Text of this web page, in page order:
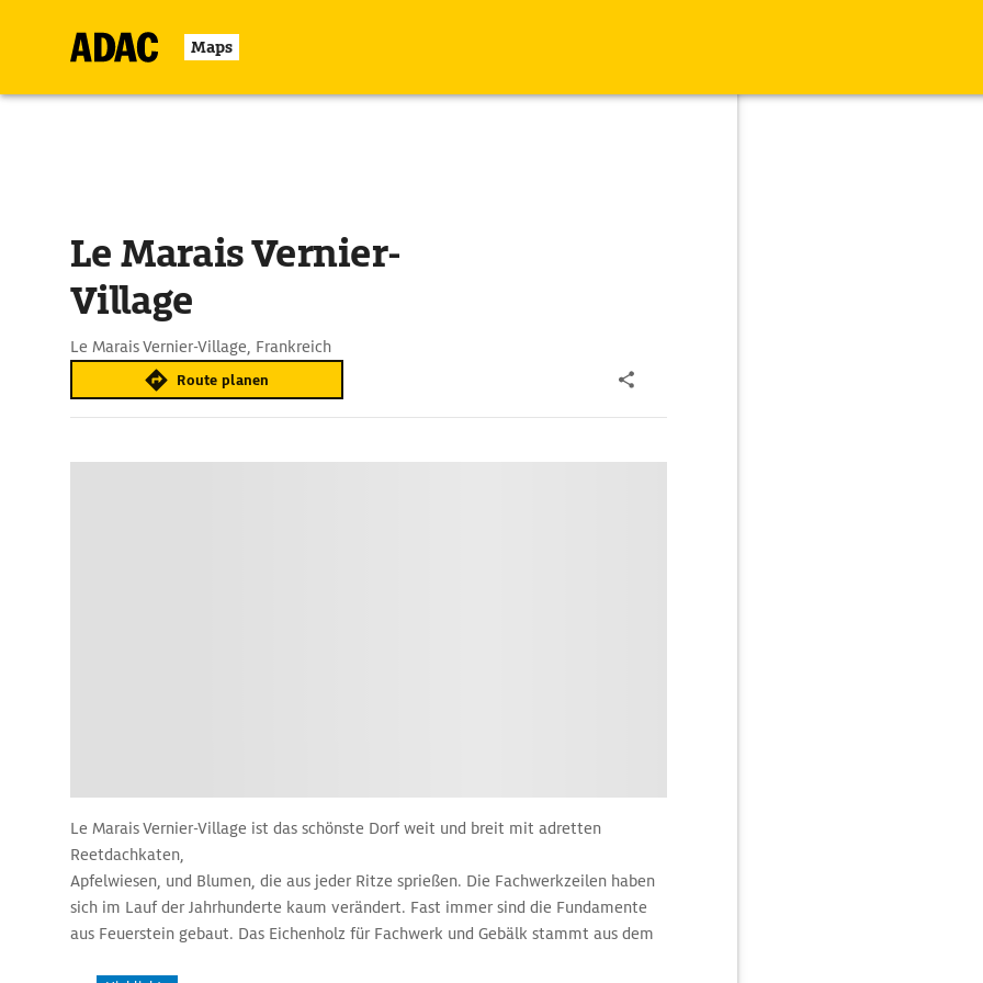
Maps
Le Marais Vernier-
Village
Le Marais Vernier-Village, Frankreich
Route planen
Le Marais Vernier-Village ist das schönste Dorf weit und breit mit adretten
Reetdachkaten,
Apfelwiesen, und Blumen, die aus jeder Ritze sprießen. Die Fachwerkzeilen haben
sich im Lauf der Jahrhunderte kaum verändert. Fast immer sind die Fundamente
aus Feuerstein gebaut. Das Eichenholz für Fachwerk und Gebälk stammt aus dem